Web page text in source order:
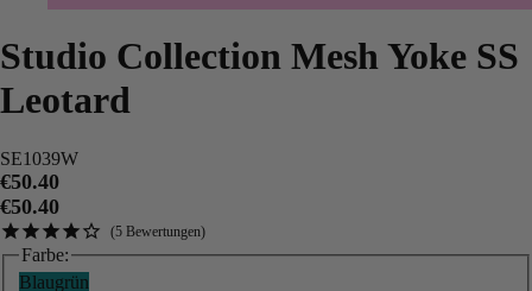
Studio Collection Mesh Yoke SS
Leotard
SE1039W
€50.40
€50.40
5 Bewertungen
Farbe:
Blaugrün